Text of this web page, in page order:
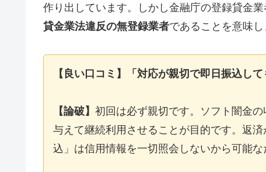
作り出しています。しかし金融庁の登録貸金
貸金業法違反の無登録業者であることを意味し
【良い口コミ】「対応が親切で即日振込して
【論破】 初回は必ず親切です。ソフト闇金
与えて継続利用させることが目的です。返
込」は信用情報を一切照会しないから可能な